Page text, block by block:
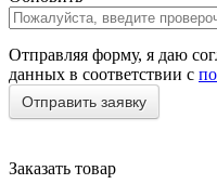
Отправляя форму, я даю
данных в соответствии с
Заказать товар